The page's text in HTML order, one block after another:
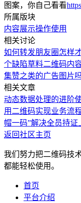
图案，你自己看看
所属版块
内容展示操作使用
相关讨论
如何转发朋友圈 怎样
个缺陷草料二维码内
集赞之类的广告图片
相关文章
动态数据处理的进阶
用二维码实现业务流
帽一码”解决全员持证
返回社区主页
我们努力把二维码技
都能轻松使用。
首页
平台介绍